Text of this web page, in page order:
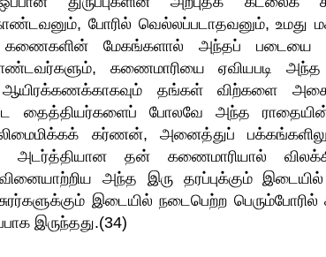
போரில் வெல்லப்படாதவனும், உமது
மேகங்களால் அந்தப் படையை
கணைமாரியை ஏவியபடி அந்த
ஆயிரக்கணக்காகவும் தங்கள் விற்களை
தைத்தியர்களைப் போலவே அந்த
கர்ணன், அனைத்துப்
தன் கணைமாரியால்
அந்த இரு தரப்புக்கும்
இடையில் நடைபெற்ற பெரும்போரில்
இருந்தது.(34)